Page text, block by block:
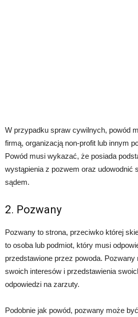
W przypadku spraw cywilnych, powód
firmą, organizacją non-profit lub innym
Powód musi wykazać, że posiada
wystąpienia z pozwem oraz udowodnić
sądem.
2. Pozwany
Pozwany to strona, przeciwko której
to osoba lub podmiot, który musi
przedstawione przez powoda. Pozwany
swoich interesów i przedstawienia
odpowiedzi na zarzuty.
Podobnie jak powód, pozwany może